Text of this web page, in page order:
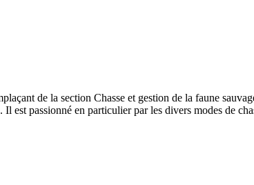
de la section Chasse et gestion de la faune
est passionné en particulier par les divers modes de